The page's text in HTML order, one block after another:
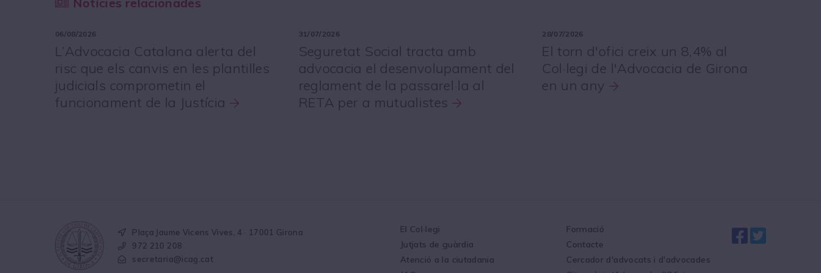
06/08/2026
L’Advocacia Catalana alerta del
risc que els canvis en les plantilles
judicials comprometin el
funcionament de la Justícia
31/07/2026
Seguretat Social tracta amb
advocacia el desenvolupament del
reglament de la passarel·la al
RETA per a mutualistes
28/07/2026
El torn d'ofici creix un 8,4% al
Col·legi de l'Advocacia de Girona
en un any
Plaça Jaume Vicens Vives, 4 · 17001 Girona
972 210 208
secretaria@icag.cat
El Col·legi
Jutjats de guàrdia
Atenció a la ciutadania
Formació
Contacte
Cercador d'advocats i d'advocades